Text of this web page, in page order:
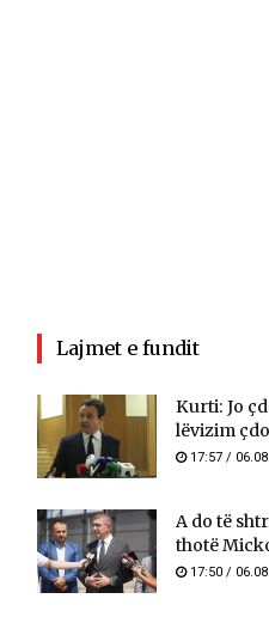
Lajmet e fundit
Kurti: Jo
lëvizim
17:57 /
A do të
thotë
17:50 /